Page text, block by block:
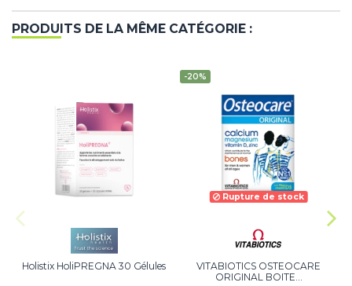
PRODUITS DE LA MÊME CATÉGORIE :
Holistix HoliPREGNA 30 Gélules
-20%
Rupture de stock
VITABIOTICS OSTEOCARE
ORIGINAL BOITE...